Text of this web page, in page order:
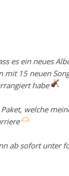
es ein neues
mit 15 neuen
habe
welche
ab sofort unter